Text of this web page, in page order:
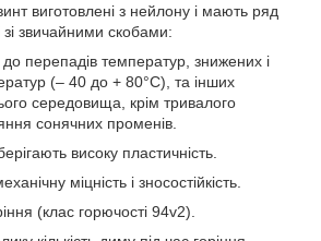
виготовлені з нейлону і мають ряд
зі звичайними скобами:
до перепадів температур, знижених і
(– 40 до + 80°С), та інших
середовища, крім тривалого
сонячних променів.
високу пластичність.
міцність і зносостійкість.
(клас горючості 94v2).